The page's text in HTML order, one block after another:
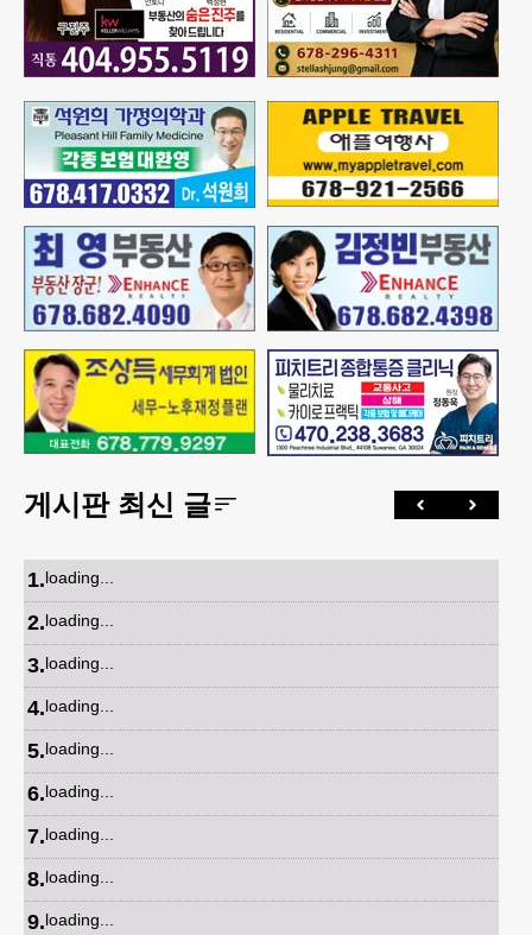
게시판 최신 글
1.loading...
2.loading...
3.loading...
4.loading...
5.loading...
6.loading...
7.loading...
8.loading...
9.loading...